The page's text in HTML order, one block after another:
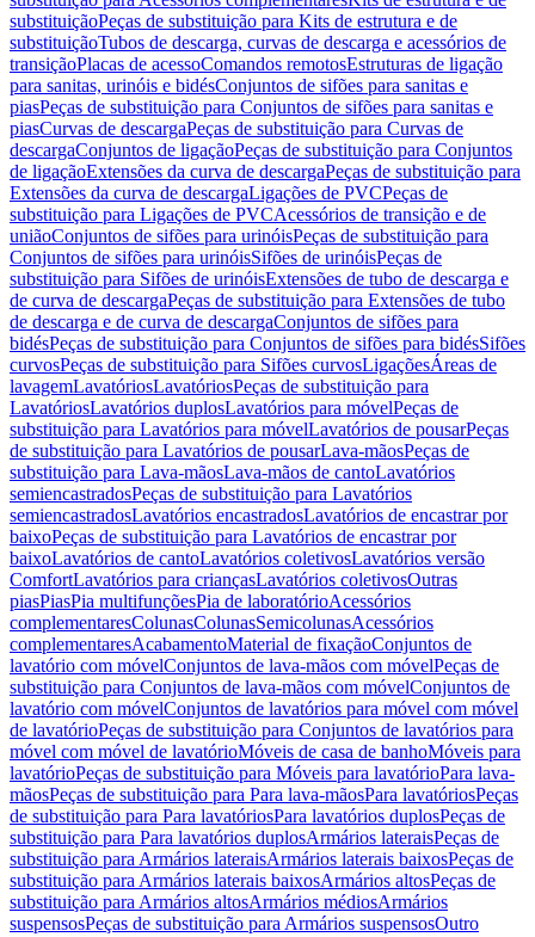
substituiçãoPeças de substituição para Kits de estrutura e de
substituiçãoTubos de descarga, curvas de descarga e acessórios de
transiçãoPlacas de acessoComandos remotosEstruturas de ligação
para sanitas, urinóis e bidésConjuntos de sifões para sanitas e
piasPeças de substituição para Conjuntos de sifões para sanitas e
piasCurvas de descargaPeças de substituição para Curvas de
descargaConjuntos de ligaçãoPeças de substituição para Conjuntos
de ligaçãoExtensões da curva de descargaPeças de substituição para
Extensões da curva de descargaLigações de PVCPeças de
substituição para Ligações de PVCAcessórios de transição e de
uniãoConjuntos de sifões para urinóisPeças de substituição para
Conjuntos de sifões para urinóisSifões de urinóisPeças de
substituição para Sifões de urinóisExtensões de tubo de descarga e
de curva de descargaPeças de substituição para Extensões de tubo
de descarga e de curva de descargaConjuntos de sifões para
bidésPeças de substituição para Conjuntos de sifões para bidésSifões
curvosPeças de substituição para Sifões curvosLigaçõesÁreas de
lavagemLavatóriosLavatóriosPeças de substituição para
LavatóriosLavatórios duplosLavatórios para móvelPeças de
substituição para Lavatórios para móvelLavatórios de pousarPeças
de substituição para Lavatórios de pousarLava-mãosPeças de
substituição para Lava-mãosLava-mãos de cantoLavatórios
semiencastradosPeças de substituição para Lavatórios
semiencastradosLavatórios encastradosLavatórios de encastrar por
baixoPeças de substituição para Lavatórios de encastrar por
baixoLavatórios de cantoLavatórios coletivosLavatórios versão
ComfortLavatórios para criançasLavatórios coletivosOutras
piasPiasPia multifunçõesPia de laboratórioAcessórios
complementaresColunasColunasSemicolunasAcessórios
complementaresAcabamentoMaterial de fixaçãoConjuntos de
lavatório com móvelConjuntos de lava-mãos com móvelPeças de
substituição para Conjuntos de lava-mãos com móvelConjuntos de
lavatório com móvelConjuntos de lavatórios para móvel com móvel
de lavatórioPeças de substituição para Conjuntos de lavatórios para
móvel com móvel de lavatórioMóveis de casa de banhoMóveis para
lavatórioPeças de substituição para Móveis para lavatórioPara lava-
mãosPeças de substituição para Para lava-mãosPara lavatóriosPeças
de substituição para Para lavatóriosPara lavatórios duplosPeças de
substituição para Para lavatórios duplosArmários lateraisPeças de
substituição para Armários lateraisArmários laterais baixosPeças de
substituição para Armários laterais baixosArmários altosPeças de
substituição para Armários altosArmários médiosArmários
suspensosPeças de substituição para Armários suspensosOutro